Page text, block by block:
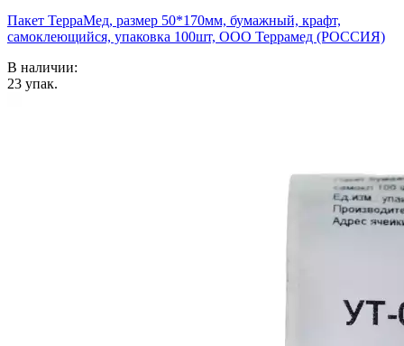
Пакет ТерраМед, размер 50*170мм, бумажный, крафт,
самоклеющийся, упаковка 100шт, ООО Террамед (РОССИЯ)
В наличии:
23 упак.